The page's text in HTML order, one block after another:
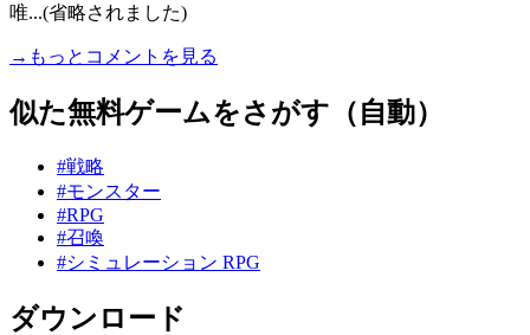
唯...(省略されました)
→もっとコメントを見る
似た無料ゲームをさがす（自動）
#戦略
#モンスター
#RPG
#召喚
#シミュレーション RPG
ダウンロード